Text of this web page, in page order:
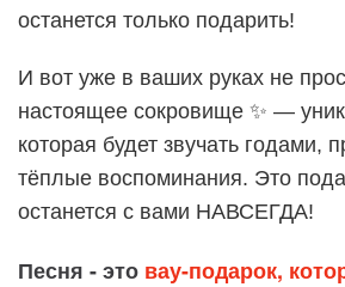
останется только подарить!
И вот уже в ваших руках не
настоящее сокровище ✨ —
которая будет звучать годами,
тёплые воспоминания. Это
останется с вами НАВСЕГДА!
Песня - это вау-подарок,